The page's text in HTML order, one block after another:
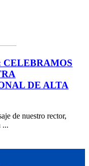
CELEBRAMOS
DE ALTA
de nuestro rector,
...